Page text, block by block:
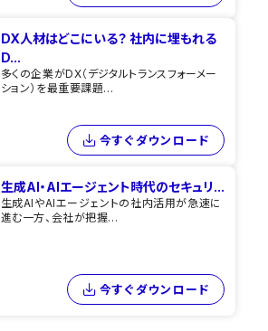
DX人材はどこにいる？ 社内に埋もれる
D...
多くの企業がDX（デジタルトランスフォーメー
ション）を最重要課題...
今すぐダウンロード
生成AI・AIエージェント時代のセキュリ...
生成AIやAIエージェントの社内活用が急速に
進む一方、会社が把握...
今すぐダウンロード